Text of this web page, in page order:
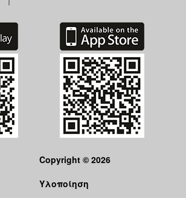
Copyright © 2026
Υλοποίηση